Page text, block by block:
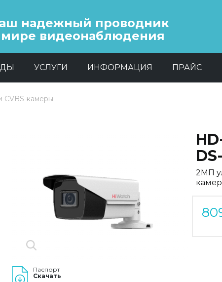
надежный проводник
мире видеонаблюдения
УСЛУГИ ИНФОРМАЦИЯ ПРАЙС
CVBS-камеры
Паспорт
Скачать
2МП